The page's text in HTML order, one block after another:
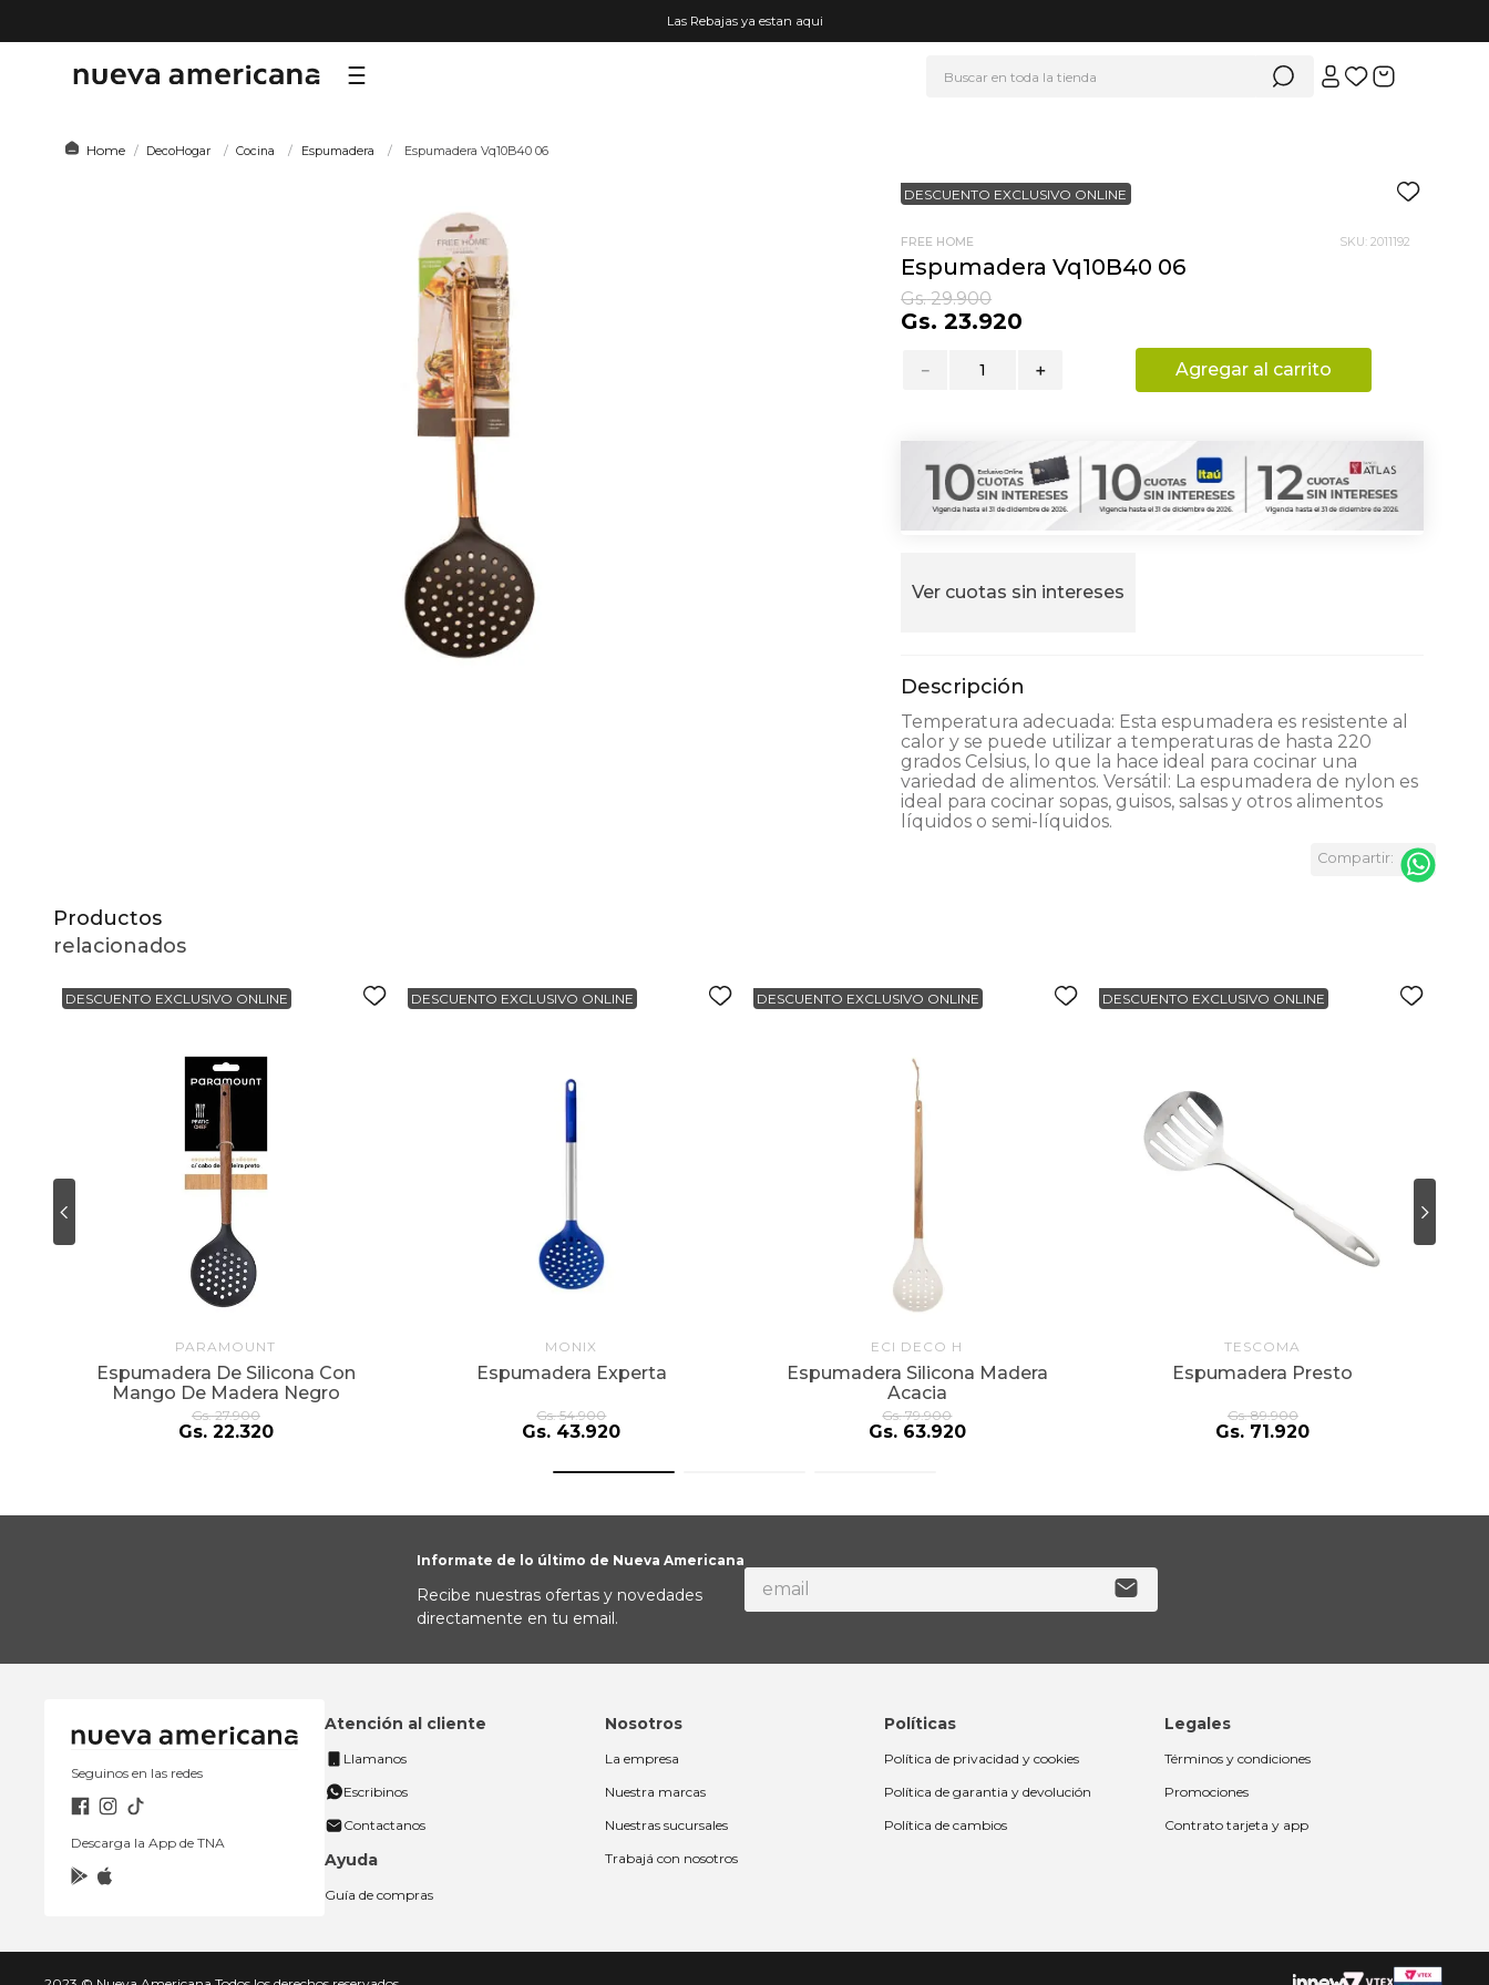
Las Rebajas ya estan aqui
3.
termo
4.
lego
5.
hot wheels
6.
cafetera
7.
organizador
8.
almohada
10. toalla
DecoHogar Cocina Espumadera Espumadera Vq10B40 06
DESCUENTO EXCLUSIVO ONLINE
FREE HOME SKU: 2011192
Espumadera Vq10B40 06
Gs. 29.900
Gs. 23.920
＋
－ Agregar al carrito
Ver cuotas sin intereses
Temperatura adecuada: Esta espumadera es resistente al
calor y se puede utilizar a temperaturas de hasta 220
grados Celsius, lo que la hace ideal para cocinar una
variedad de alimentos. Versátil: La espumadera de nylon es
ideal para cocinar sopas, guisos, salsas y otros alimentos
líquidos o semi-líquidos.
Productos
relacionados
DESCUENTO EXCLUSIVO ONLINE
PARAMOUNT
Espumadera De Silicona Con
Mango De Madera Negro
Gs. 27.900
Gs. 22.320
DESCUENTO EXCLUSIVO ONLINE
MONIX
Espumadera Experta
Gs. 54.900
Gs. 43.920
DESCUENTO EXCLUSIVO ONLINE
ECI DECO H
Espumadera Silicona Madera
Acacia
Gs. 79.900
Gs. 63.920
DESCUENTO EXCLUSIVO ONLINE
TESCOMA
Espumadera Presto
Gs. 89.900
Gs. 71.920
Informate de lo último de Nueva Americana
Recibe nuestras ofertas y novedades
directamente en tu email.
Seguinos en las redes
Descarga la App de TNA
Atención al cliente
Llamanos
Escribinos
Contactanos
Ayuda
Guía de compras
Nosotros
La empresa
Nuestra marcas
Nuestras sucursales
Trabajá con nosotros
Políticas
Política de privacidad y cookies
Política de garantia y devolución
Política de cambios
Legales
Términos y condiciones
Promociones
Contrato tarjeta y app